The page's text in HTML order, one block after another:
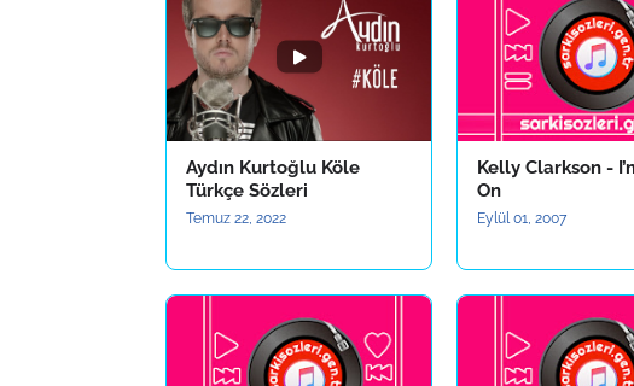
Aydın Kurtoğlu Köle
Türkçe Sözleri
Temuz 22, 2022
Kelly Clarkson -
On
Eylül 01, 2007